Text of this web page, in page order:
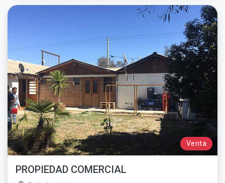
Venta
PROPIEDAD COMERCIAL